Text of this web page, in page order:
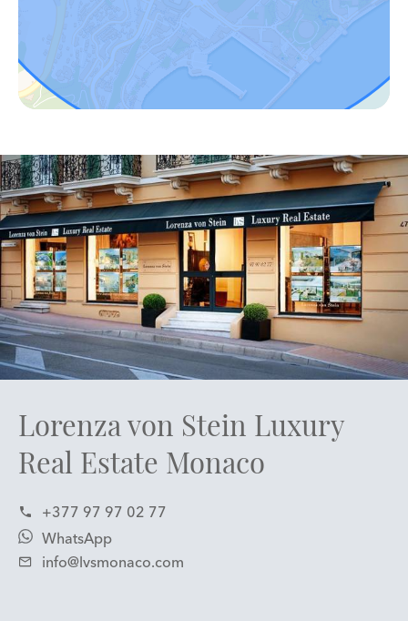
Lorenza von Stein Luxury
Real Estate Monaco
+377 97 97 02 77
WhatsApp
info@lvsmonaco.com